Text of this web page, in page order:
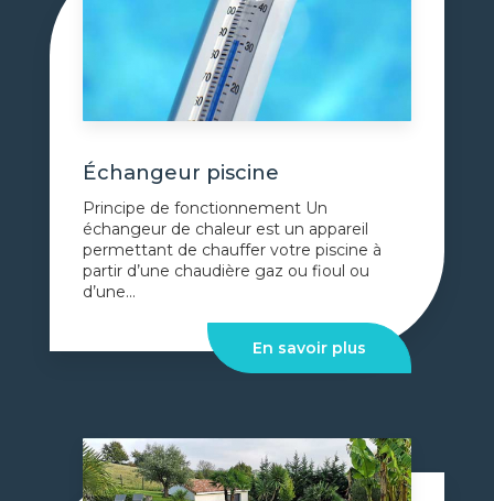
Échangeur piscine
Principe de fonctionnement Un
échangeur de chaleur est un appareil
permettant de chauffer votre piscine à
partir d’une chaudière gaz ou fioul ou
d’une...
En savoir plus